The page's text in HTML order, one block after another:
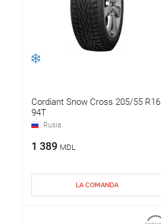
Cordiant Snow Cross 205/55 R16
94T
Rusia
1 389 MDL
LA COMANDA